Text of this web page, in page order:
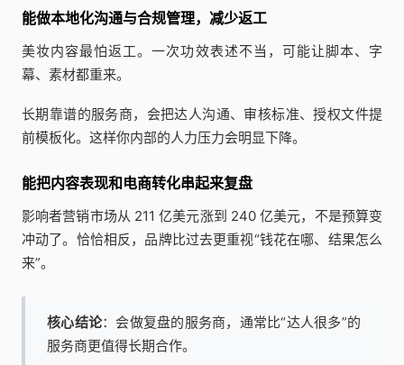
能做本地化沟通与合规管理，减少返工
美妆内容最怕返工。一次功效表述不当，可能让脚本、字
幕、素材都重来。
长期靠谱的服务商，会把达人沟通、审核标准、授权文件提
前模板化。这样你内部的人力压力会明显下降。
能把内容表现和电商转化串起来复盘
影响者营销市场从 211 亿美元涨到 240 亿美元，不是预算变
冲动了。恰恰相反，品牌比过去更重视“钱花在哪、结果怎么
来”。
核心结论：会做复盘的服务商，通常比“达人很多”的
服务商更值得长期合作。